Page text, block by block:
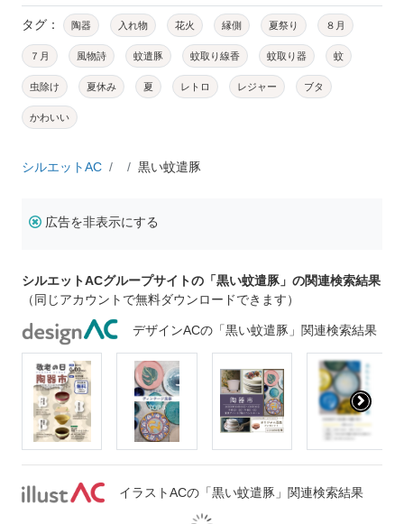
タグ： 陶器 入れ物 花火 縁側 夏祭り ８月
７月 風物詩 蚊遣豚 蚊取り線香 蚊取り器 蚊
虫除け 夏休み 夏 レトロ レジャー ブタ
かわいい
シルエットAC 黒い蚊遣豚
広告を非表示にする
シルエットACグループサイトの「黒い蚊遣豚」の関連検索結果
（同じアカウントで無料ダウンロードできます）
デザインACの「黒い蚊遣豚」関連検索結果
イラストACの「黒い蚊遣豚」関連検索結果